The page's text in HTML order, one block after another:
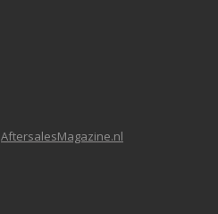
AftersalesMagazine.nl